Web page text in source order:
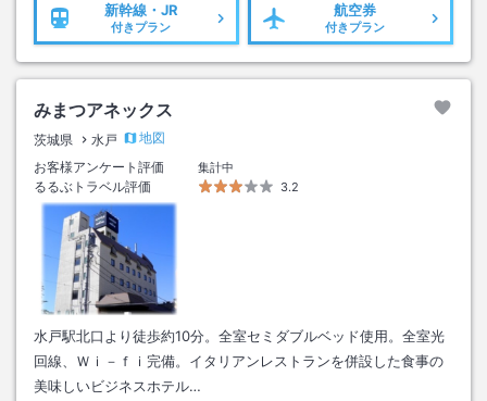
新幹線・JR
付きプラン
航空券
付きプラン
みまつアネックス
茨城県 水戸
地図
お客様アンケート評価
集計中
るるぶトラベル評価 3.2
水戸駅北口より徒歩約10分。全室セミダブルベッド使用。全室光
回線、Ｗｉ－ｆｉ完備。イタリアンレストランを併設した食事の
美味しいビジネスホテル…